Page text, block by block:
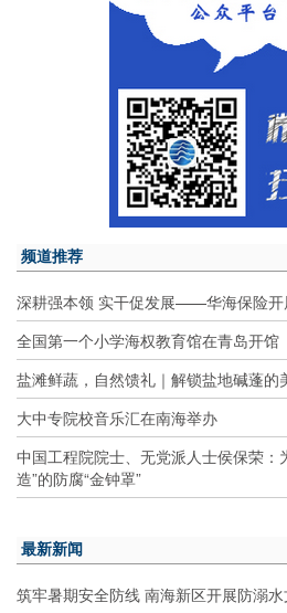
频道推荐
深耕强本领 实干促发展——华海保险开
全国第一个小学海权教育馆在青岛开馆
盐滩鲜蔬，自然馈礼｜解锁盐地碱蓬的
大中专院校音乐汇在南海举办
中国工程院院士、无党派人士侯保荣：
造”的防腐“金钟罩”
最新新闻
筑牢暑期安全防线 南海新区开展防溺